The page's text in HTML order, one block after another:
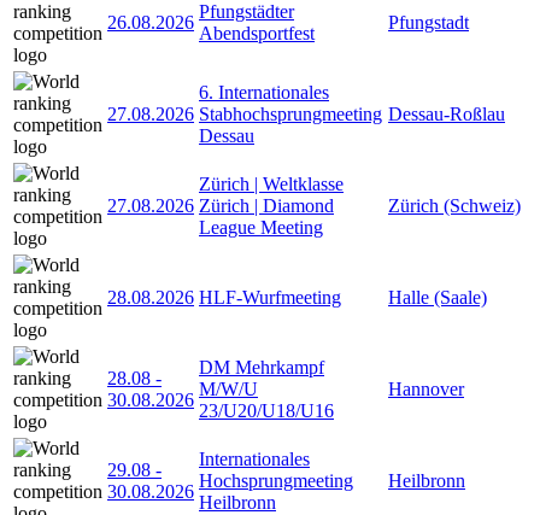
26.08.2026
Pfungstädter
Abendsportfest
Pfungstadt
27.08.2026
6. Internationales
Stabhochsprungmeeting
Dessau
Dessau-Roßlau
27.08.2026
Zürich | Weltklasse
Zürich | Diamond
League Meeting
Zürich (Schweiz)
28.08.2026 HLF-Wurfmeeting Halle (Saale)
28.08 -
30.08.2026
DM Mehrkampf
M/W/U
23/U20/U18/U16
Hannover
29.08 -
30.08.2026
Internationales
Hochsprungmeeting
Heilbronn
Heilbronn